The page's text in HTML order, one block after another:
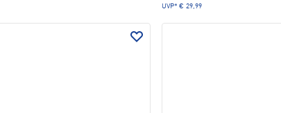
UVP* € 29,99